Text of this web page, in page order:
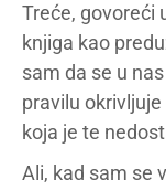
Treće, govoreći
knjiga kao
sam da se u
pravilu okrivljuje
koja je te
Ali, kad sam se